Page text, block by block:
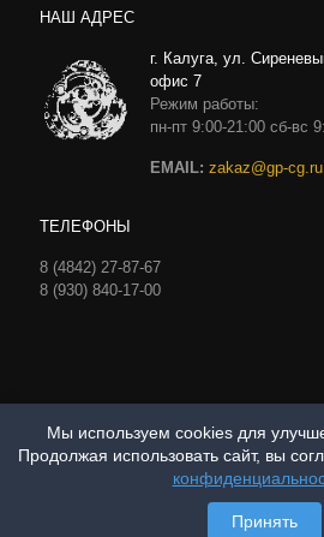
НАШ АДРЕС
г. Калуга, ул.
офис 7
Режим работы:
пн-пт 9:00-21:00 сб-вс
EMAIL: zakaz@gp-cg.ru
ТЕЛЕФОНЫ
8 (4842) 27-87-67
8 (930) 840-17-00
2012-2025 © - ООО ГП Центр
защищены.
Мы используем cookies для
Продолжая использовать сайт, вы
Принять